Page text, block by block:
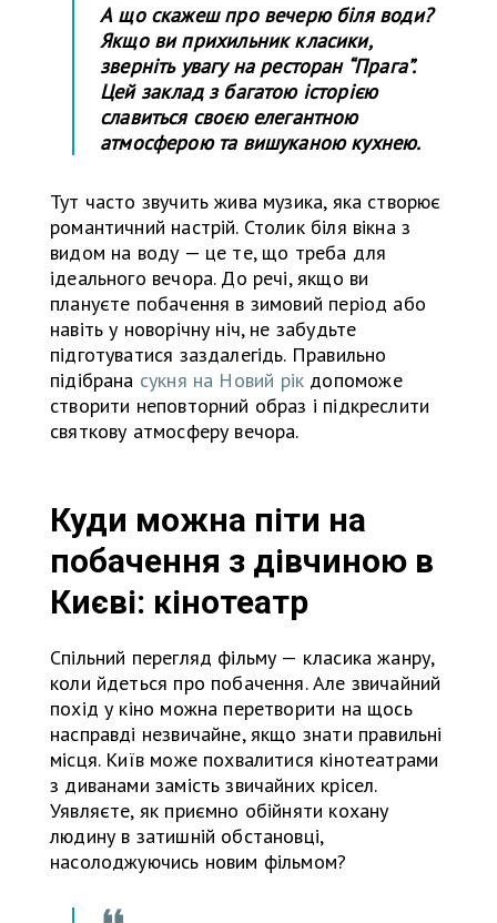
А що скажеш про вечерю біля води?
Якщо ви прихильник класики,
зверніть увагу на ресторан “Прага”.
Цей заклад з багатою історією
славиться своєю елегантною
атмосферою та вишуканою кухнею.
Тут часто звучить жива музика, яка створює
романтичний настрій. Столик біля вікна з
видом на воду — це те, що треба для
ідеального вечора. До речі, якщо ви
плануєте побачення в зимовий період або
навіть у новорічну ніч, не забудьте
підготуватися заздалегідь. Правильно
підібрана сукня на Новий рік допоможе
створити неповторний образ і підкреслити
святкову атмосферу вечора.
Куди можна піти на
побачення з дівчиною в
Києві: кінотеатр
Спільний перегляд фільму — класика жанру,
коли йдеться про побачення. Але звичайний
похід у кіно можна перетворити на щось
насправді незвичайне, якщо знати правильні
місця. Київ може похвалитися кінотеатрами
з диванами замість звичайних крісел.
Уявляєте, як приємно обійняти кохану
людину в затишній обстановці,
насолоджуючись новим фільмом?